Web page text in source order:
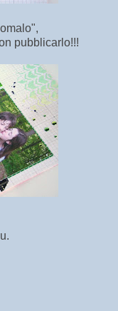
pubblicarlo!!!